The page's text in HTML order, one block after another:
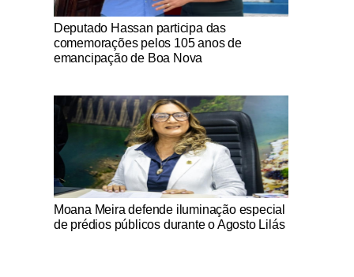
Notícias Católicas
Deputado Hassan participa das
comemorações pelos 105 anos de
emancipação de Boa Nova
Notícias Católicas
Moana Meira defende iluminação especial
de prédios públicos durante o Agosto Lilás